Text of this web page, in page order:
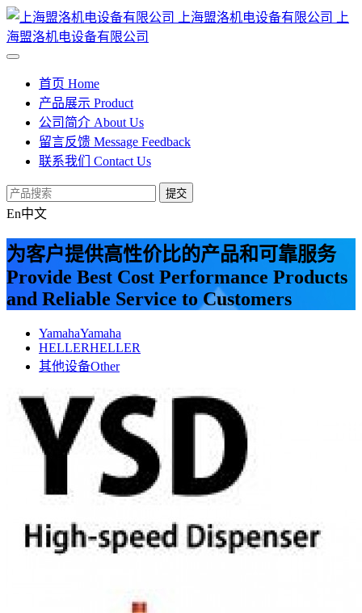
上海盟洛机电设备有限公司
上
海盟洛机电设备有限公司
首页 Home
产品展示 Product
公司简介 About Us
留言反馈 Message Feedback
联系我们
Contact Us
提交
En中文
为客户提供高性价比的产品和可靠服务
Provide Best Cost Performance Products
and Reliable Service to Customers
YamahaYamaha
HELLERHELLER
其他设备Other